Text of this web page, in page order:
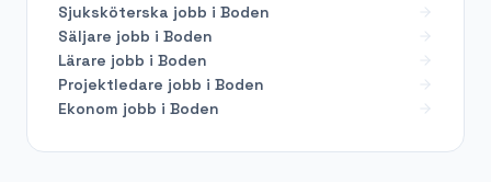
Sjuksköterska jobb i Boden
Säljare jobb i Boden
Lärare jobb i Boden
Projektledare jobb i Boden
Ekonom jobb i Boden